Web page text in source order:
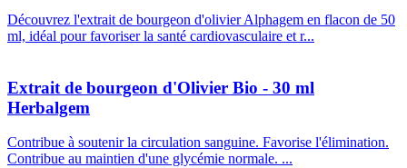
Découvrez l'extrait de bourgeon d'olivier Alphagem en flacon de 50
ml, idéal pour favoriser la santé cardiovasculaire et r...
Extrait de bourgeon d'Olivier Bio - 30 ml
Herbalgem
Contribue à soutenir la circulation sanguine. Favorise l'élimination.
Contribue au maintien d'une glycémie normale. ...